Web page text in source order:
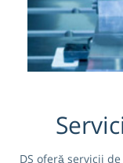
DS oferă servicii